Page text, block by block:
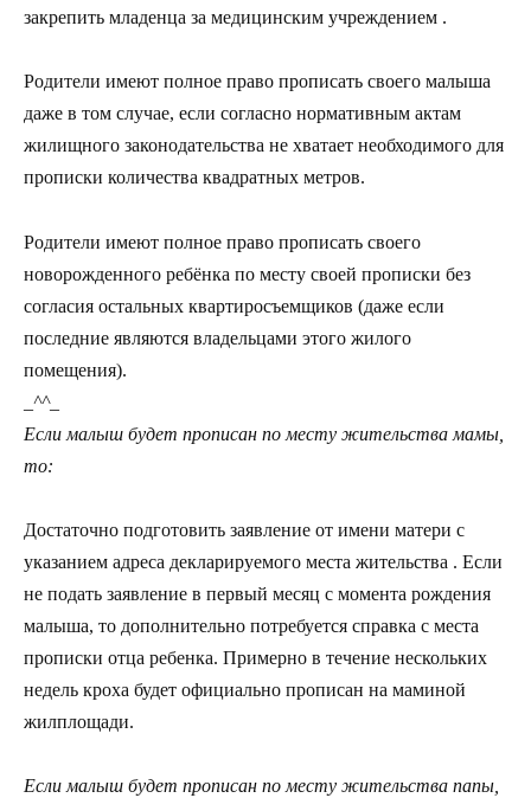
закрепить младенца за медицинским учреждением .
Родители имеют полное право прописать своего малыша
даже в том случае, если согласно нормативным актам
жилищного законодательства не хватает необходимого для
прописки количества квадратных метров.
Родители имеют полное право прописать своего
новорожденного ребёнка по месту своей прописки без
согласия остальных квартиросъемщиков (даже если
последние являются владельцами этого жилого
помещения).
_^^_
Если малыш будет прописан по месту жительства мамы,
то:
Достаточно подготовить заявление от имени матери с
указанием адреса декларируемого места жительства . Если
не подать заявление в первый месяц с момента рождения
малыша, то дополнительно потребуется справка с места
прописки отца ребенка. Примерно в течение нескольких
недель кроха будет официально прописан на маминой
жилплощади.
Если малыш будет прописан по месту жительства папы,